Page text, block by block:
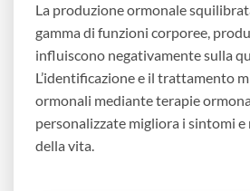
La produzione ormonale
gamma di funzioni corporee,
influiscono negativamente sulla
L’identificazione e il trattamento
ormonali mediante terapie
personalizzate migliora i sintomi
della vita.